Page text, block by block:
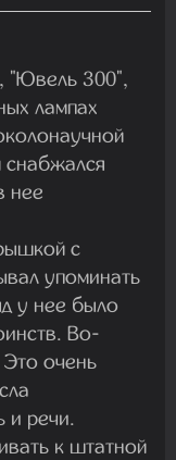
"Ювель 300",
лампах
снабжался
нее
с
упоминать
у нее было
Во-
очень
и речи.
к штатной